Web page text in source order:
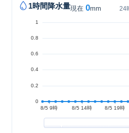
1時間降水量現在 0mm 24